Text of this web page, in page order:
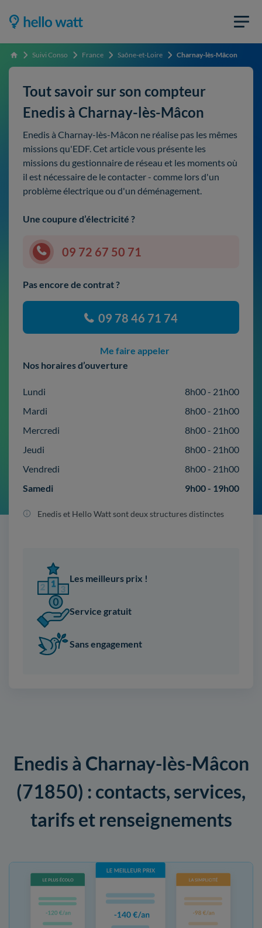
Accueil Suivi Conso France Saône-et-Loire Charnay-lès-Mâcon
Tout savoir sur son compteur
Enedis à Charnay-lès-Mâcon
Enedis à Charnay-lès-Mâcon ne réalise pas les mêmes
missions qu'EDF. Cet article vous présente les
missions du gestionnaire de réseau et les moments où
il est nécessaire de le contacter - comme lors d'un
problème électrique ou d'un déménagement.
Une coupure d’électricité ?
09 72 67 50 71
Pas encore de contrat ?
09 78 46 71 74
Me faire appeler
Nos horaires d’ouverture
Lundi
8h00 - 21h00
Mardi
8h00 - 21h00
Mercredi
8h00 - 21h00
Jeudi
8h00 - 21h00
Vendredi
8h00 - 21h00
Samedi
9h00 - 19h00
Enedis et Hello Watt sont deux structures distinctes
Les meilleurs prix !
Service gratuit
Sans engagement
Enedis à Charnay-lès-Mâcon
(71850) : contacts, services,
tarifs et renseignements